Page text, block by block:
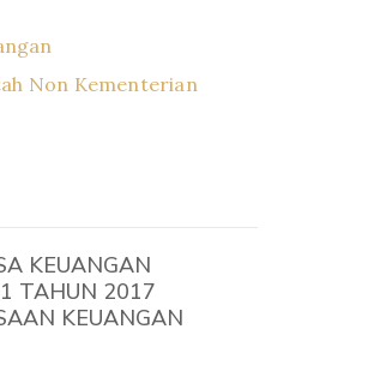
Non Kementerian
KEUANGAN
TAHUN 2017
KEUANGAN